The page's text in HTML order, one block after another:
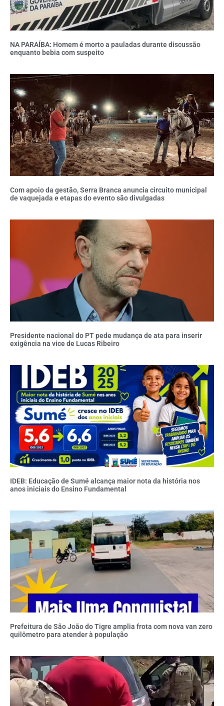
NA PARAÍBA: Homem é morto a pauladas durante discussão
enquanto bebia com suspeito
Com apoio da gestão, Serra Branca anuncia circuito municipal
de vaquejada e etapas do evento são divulgadas
Presidente nacional do PT pede mudança de ata para inserir
exigência na vice de Lucas Ribeiro
IDEB: Educação de Sumé alcança maior nota da história nos
anos iniciais do Ensino Fundamental
Prefeitura de São João do Tigre amplia frota com nova van zero
quilômetro para atender à população